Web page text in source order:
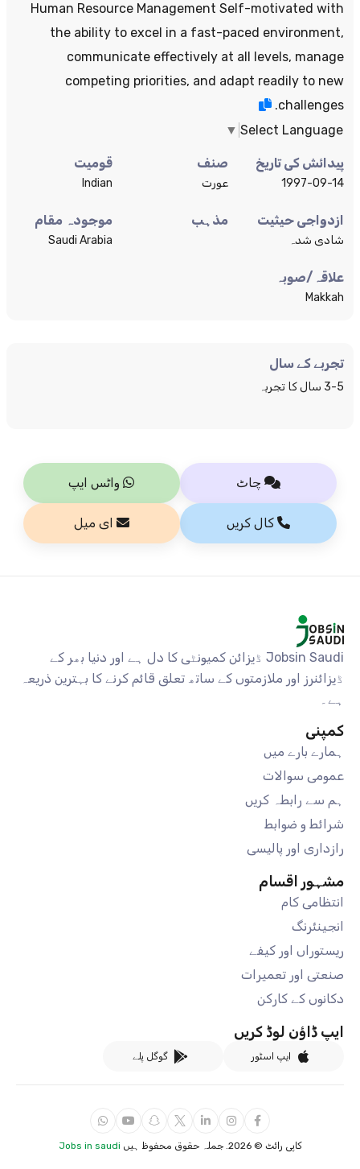
Human Resource Management Self-motivated with
the ability to excel in a fast-paced environment,
communicate effectively at all levels, manage
competing priorities, and adapt readily to new
challenges.
Select Language
▼
پیدائش کی تاریخ
1997-09-14
صنف
عورت
قومیت
Indian
ازدواجی حیثیت
شادی شدہ
مذہب موجودہ مقام
Saudi Arabia
علاقہ/صوبہ
Makkah
تجربے کے سال
3-5 سال کا تجربہ
چاٹ واٹس ایپ
کال کریں ای میل
Jobsin Saudi ڈیزائن کمیونٹی کا دل ہے اور دنیا بھر کے
ڈیزائنرز اور ملازمتوں کے ساتھ تعلق قائم کرنے کا بہترین ذریعہ
ہے۔
کمپنی
ہمارے بارے میں
عمومی سوالات
ہم سے رابطہ کریں
شرائط و ضوابط
رازداری اور پالیسی
مشہور اقسام
انتظامی کام
انجینئرنگ
ریستوراں اور کیفے
صنعتی اور تعمیرات
دکانوں کے کارکن
ایپ ڈاؤن لوڈ کریں
ایپ اسٹور گوگل پلے
کاپی رائٹ ©2026. جملہ حقوق محفوظ ہیں Jobs in saudi